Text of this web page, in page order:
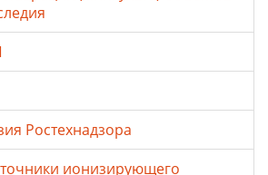
Ростехнадзора
ионизирующего